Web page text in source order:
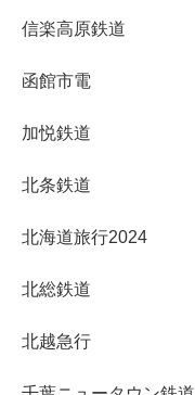
信楽高原鉄道
函館市電
加悦鉄道
北条鉄道
北海道旅行2024
北総鉄道
北越急行